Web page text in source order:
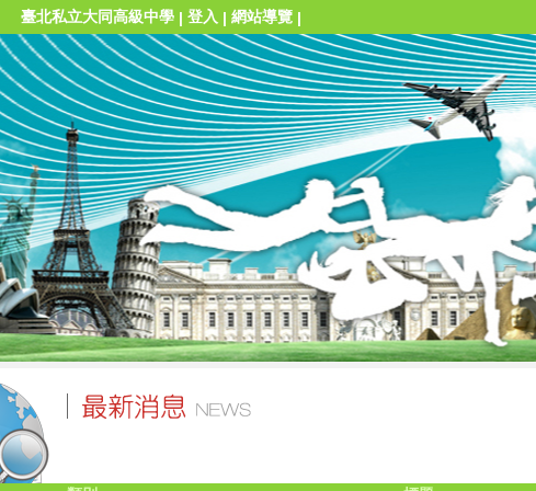
臺北私立大同高級中學 | 登入 | 網站導覽 |